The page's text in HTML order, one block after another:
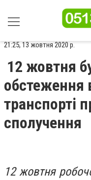
21:25, 13 жовтня 2020 р.
12 жовтня
обстеження
транспорті
сполучення
12 жовтня